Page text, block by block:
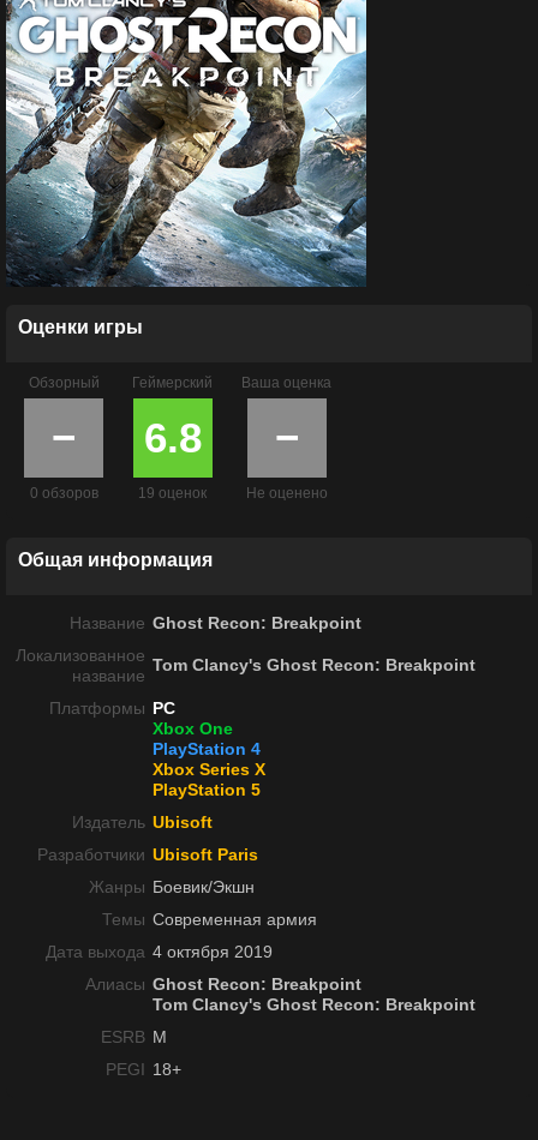
Оценки игры
Обзорный
−
0 обзоров
Геймерский
6.8
19 оценок
Ваша оценка
−
Не оценено
Общая информация
Название Ghost Recon: Breakpoint
Локализованное
название
Tom Clancy's Ghost Recon: Breakpoint
Платформы PC
Xbox One
PlayStation 4
Xbox Series X
PlayStation 5
Издатель Ubisoft
Разработчики Ubisoft Paris
Жанры Боевик/Экшн
Темы Современная армия
Дата выхода 4 октября 2019
Алиасы Ghost Recon: Breakpoint
Tom Clancy's Ghost Recon: Breakpoint
ESRB M
PEGI 18+